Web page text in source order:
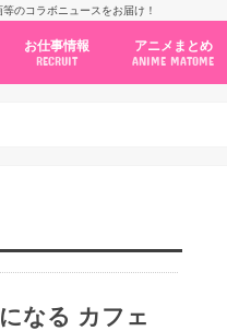
のコラボニュースをお届け！
お仕事情報
RECRUIT
アニメまとめ
ANIME MATOME
なる カフェ